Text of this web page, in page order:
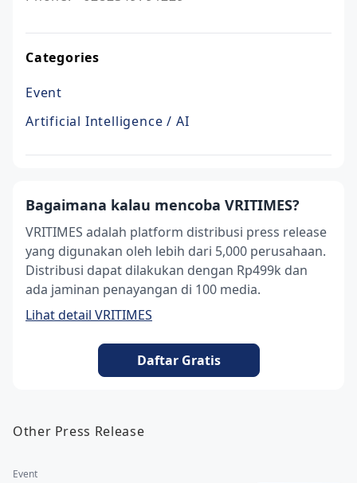
Categories
Event
Artificial Intelligence / AI
Bagaimana kalau mencoba VRITIMES?
VRITIMES adalah platform distribusi press release
yang digunakan oleh lebih dari 5,000 perusahaan.
Distribusi dapat dilakukan dengan Rp499k dan
ada jaminan penayangan di 100 media.
Lihat detail VRITIMES
Daftar Gratis
Other Press Release
Event